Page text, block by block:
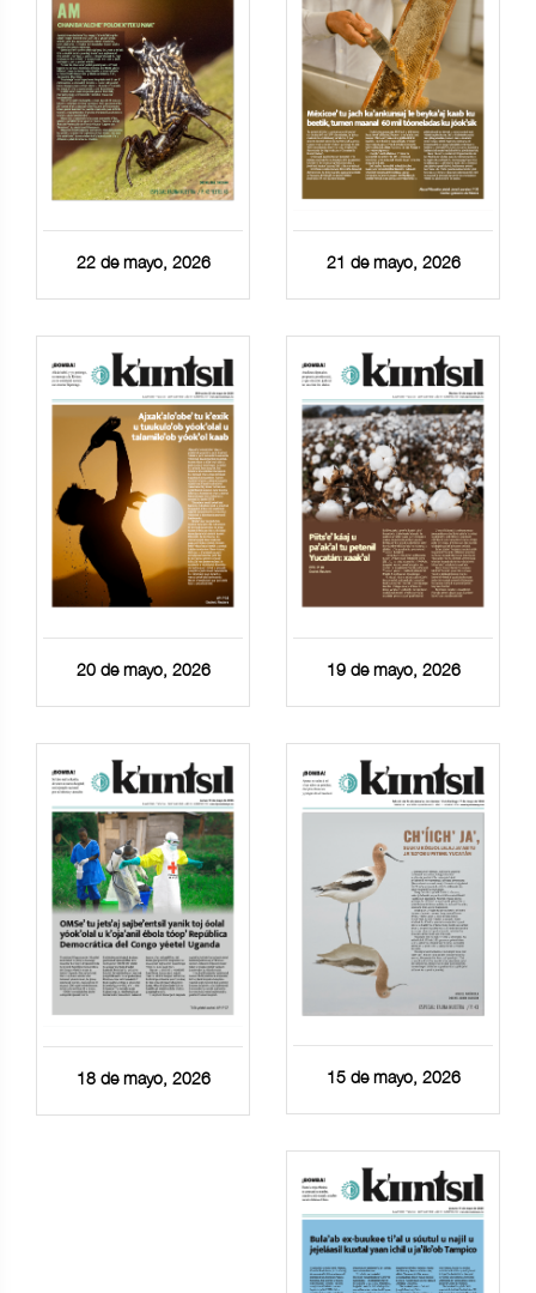
22 de mayo, 2026 21 de mayo, 2026
20 de mayo, 2026 19 de mayo, 2026
18 de mayo, 2026 15 de mayo, 2026